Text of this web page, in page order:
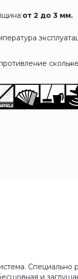
от 2 до 3 мм.
Специально
и